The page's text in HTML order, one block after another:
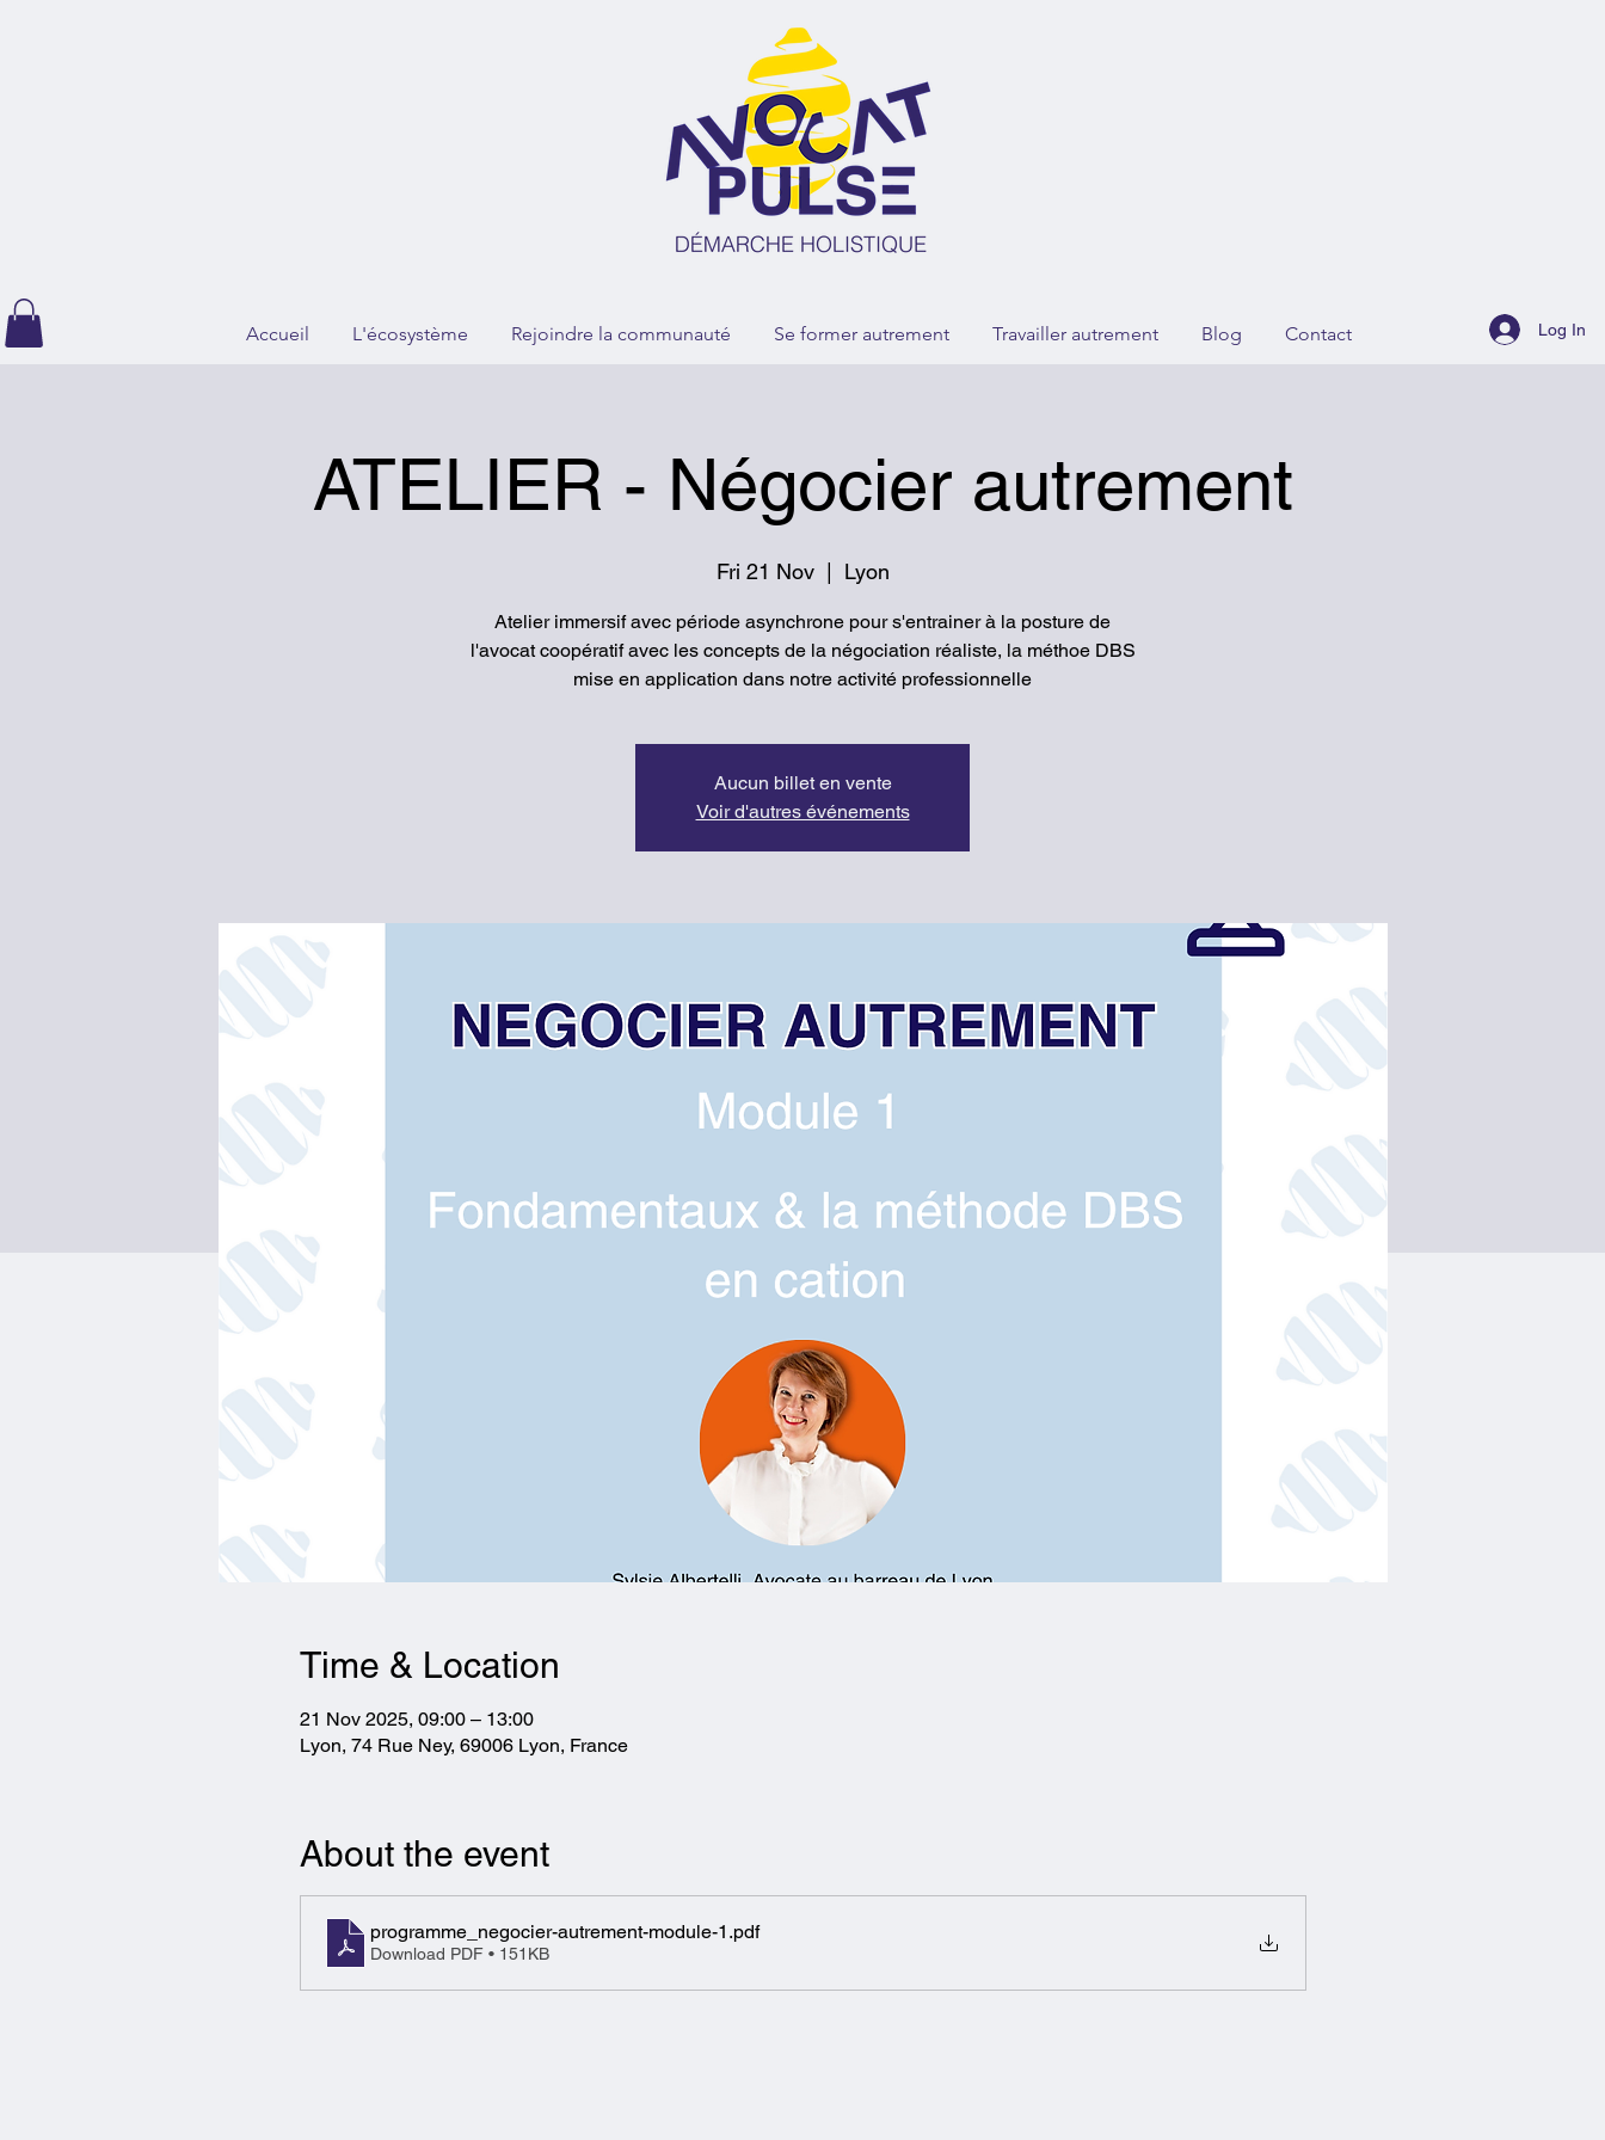
Accueil L'écosystème Rejoindre la communauté Se former autrement Travailler autrement Blog Contact Log In
ATELIER - Négocier autrement
Fri 21 Nov
  |
Lyon
Atelier immersif avec période asynchrone pour s'entrainer à la posture de
l'avocat coopératif avec les concepts de la négociation réaliste, la méthoe DBS
mise en application dans notre activité professionnelle
Aucun billet en vente
Voir d'autres événements
Time & Location
21 Nov 2025, 09:00 – 13:00
Lyon, 74 Rue Ney, 69006 Lyon, France
About the event
programme_negocier-autrement-module-1 .pdf
Download PDF • 151KB